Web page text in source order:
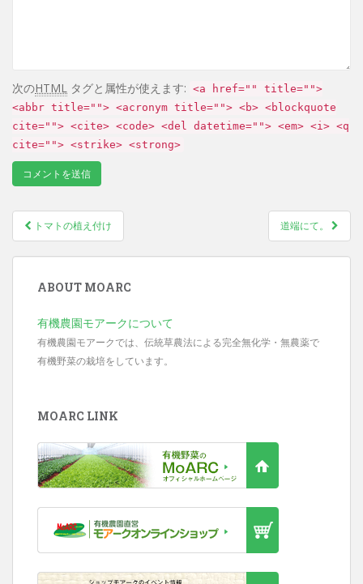
次のHTML タグと属性が使えます: <a href="" title="">
<abbr title=""> <acronym title=""> <b> <blockquote
cite=""> <cite> <code> <del datetime=""> <em> <i> <q
cite=""> <strike> <strong>
Post navigation
トマトの植え付け 道端にて。
ABOUT MOARC
有機農園モアークについて
有機農園モアークでは、伝統草農法による完全無化学・無農薬で
有機野菜の栽培をしています。
MOARC LINK